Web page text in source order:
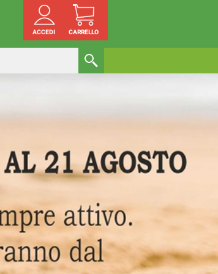
ACCEDI CARRELLO